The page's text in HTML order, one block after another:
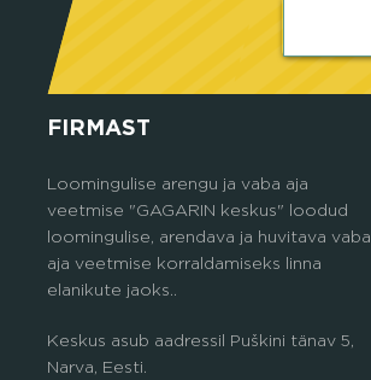
FIRMAST
Loomingulise arengu ja vaba aja
veetmise "GAGARIN keskus" loodud
loomingulise, arendava ja huvitava vaba
aja veetmise korraldamiseks linna
elanikute jaoks..
Keskus asub aadressil Puškini tänav 5,
Narva, Eesti.